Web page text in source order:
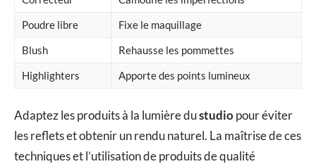
Poudre libre
Fixe le maquillage
Blush
Rehausse les pommettes
Highlighters
Apporte des points lumineux
Adaptez les produits à la lumière dustudiopour éviter
les reflets et obtenir un rendu naturel. La maîtrise de ces
techniques et l’utilisation de produits de qualité